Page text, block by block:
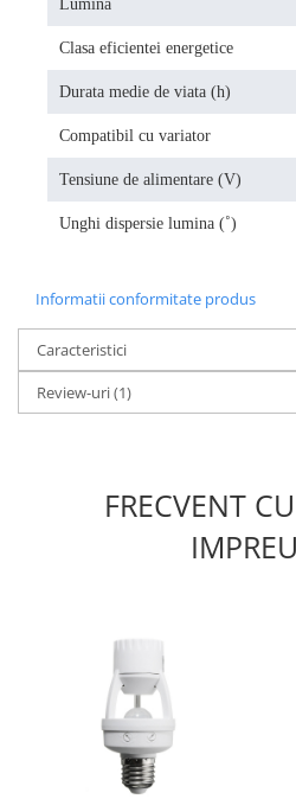
Produse grele si voluminoase
Promotii
Lumina
Clasa eficientei energetice
Durata medie de viata (h)
Compatibil cu variator
Tensiune de alimentare (V)
Unghi dispersie lumina (˚)
Informatii conformitate produs
Caracteristici
Review-uri(1)
FRECVENT